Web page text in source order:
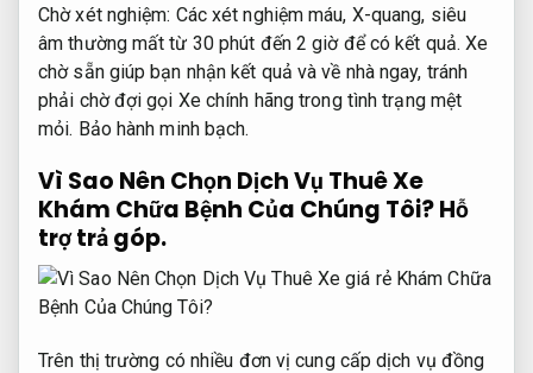
Chờ xét nghiệm: Các xét nghiệm máu, X-quang, siêu
âm thường mất từ 30 phút đến 2 giờ để có kết quả. Xe
chờ sẵn giúp bạn nhận kết quả và về nhà ngay, tránh
phải chờ đợi gọi Xe chính hãng trong tình trạng mệt
mỏi. Bảo hành minh bạch.
Vì Sao Nên Chọn Dịch Vụ Thuê Xe
Khám Chữa Bệnh Của Chúng Tôi?Hỗ
trợ trả góp.
Trên thị trường có nhiều đơn vị cung cấp dịch vụ đồng